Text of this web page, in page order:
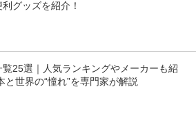
利グッズを紹介！
覧25選｜人気ランキングやメーカーも紹
と世界の“憧れ”を専門家が解説